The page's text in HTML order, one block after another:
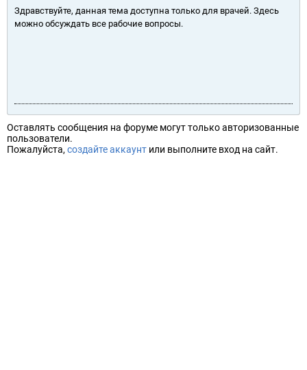
Здравствуйте, данная тема доступна только для врачей. Здесь
можно обсуждать все рабочие вопросы.
Оставлять сообщения на форуме могут только авторизованные
пользователи.
Пожалуйста, создайте аккаунт или выполните вход на сайт.